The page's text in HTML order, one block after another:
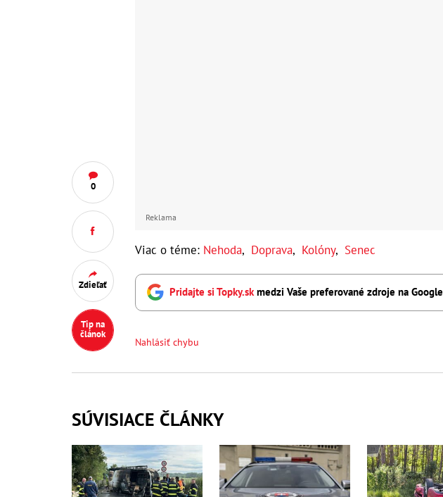
0
Zdieľať
Tip na
článok
Reklama
Viac o téme: Nehoda, Doprava, Kolóny, Senec
Pridajte si Topky.skmedzi Vaše preferované zdroje na Google
Nahlásiť chybu
SÚVISIACE ČLÁNKY